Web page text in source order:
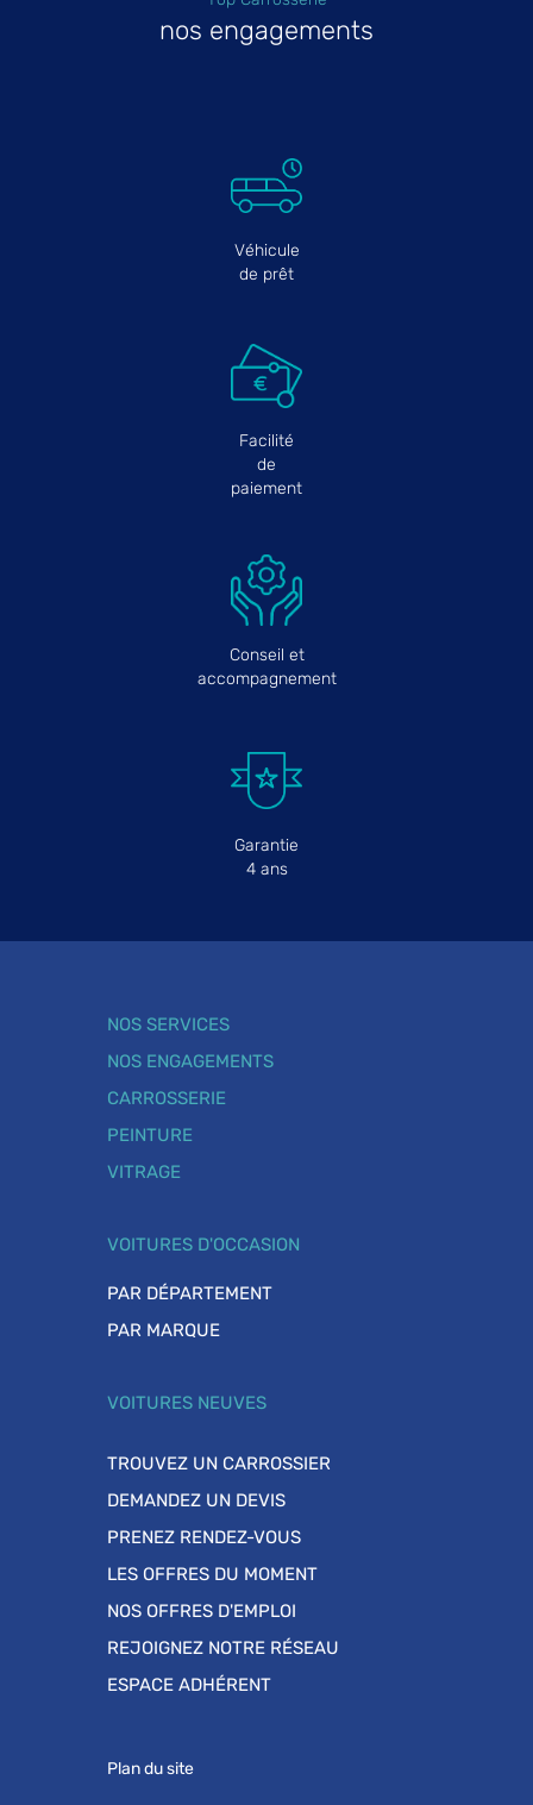
nos engagements
Véhicule
de prêt
Facilité
de
paiement
Conseil et
accompagnement
Garantie
4 ans
NOS SERVICES
NOS ENGAGEMENTS
CARROSSERIE
PEINTURE
VITRAGE
VOITURES D'OCCASION
PAR DÉPARTEMENT
PAR MARQUE
VOITURES NEUVES
TROUVEZ UN CARROSSIER
DEMANDEZ UN DEVIS
PRENEZ RENDEZ-VOUS
LES OFFRES DU MOMENT
NOS OFFRES D'EMPLOI
REJOIGNEZ NOTRE RÉSEAU
ESPACE ADHÉRENT
Plan du site